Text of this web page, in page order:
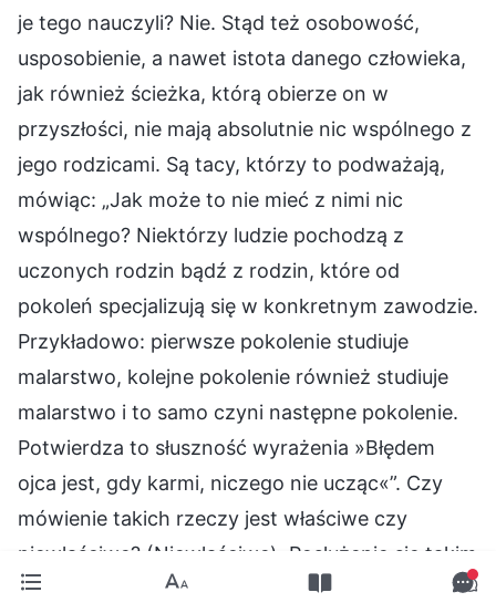
je tego nauczyli? Nie. Stąd też osobowość,
usposobienie, a nawet istota danego człowieka,
jak również ścieżka, którą obierze on w
przyszłości, nie mają absolutnie nic wspólnego z
jego rodzicami. Są tacy, którzy to podważają,
mówiąc: „Jak może to nie mieć z nimi nic
wspólnego? Niektórzy ludzie pochodzą z
uczonych rodzin bądź z rodzin, które od
pokoleń specjalizują się w konkretnym zawodzie.
Przykładowo: pierwsze pokolenie studiuje
malarstwo, kolejne pokolenie również studiuje
malarstwo i to samo czyni następne pokolenie.
Potwierdza to słuszność wyrażenia »Błędem
ojca jest, gdy karmi, niczego nie ucząc«”. Czy
mówienie takich rzeczy jest właściwe czy
niewłaściwe? (Niewłaściwe). Posłużenie się takim
przykładem do zilustrowania tego problemu jest